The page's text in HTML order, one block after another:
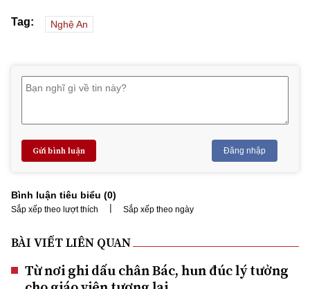
Tag: Nghệ An
Gửi bình luận Đăng nhập
Bình luận tiêu biểu (0)
Sắp xếp theo lượt thích | Sắp xếp theo ngày
BÀI VIẾT LIÊN QUAN
Từ nơi ghi dấu chân Bác, hun đúc lý tưởng